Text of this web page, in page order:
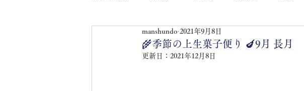
🌾季節の上生菓子便り 🍆9月 長月
manshundo 2021年9月8日
更新日： 2021年12月8日